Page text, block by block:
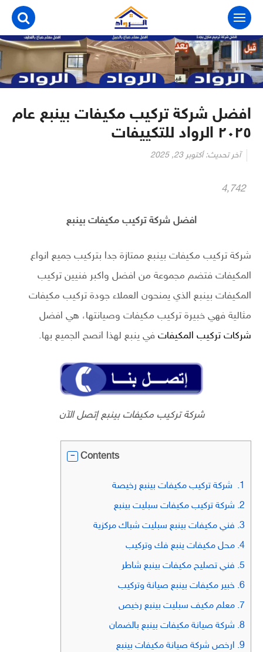
التجاوز
المحتوى
افضل شركة تركيب مكيفات بينبع عام
٢٠٢٥ الرواد للتكييفات
آخر تحديث: أكتوبر 23, 2025
4٬742
افضل شركة تركيب مكيفات بينبع
شركة تركيب مكيفات بينبع ممتازة جدا بتركيب جميع انواع
المكيفات فتضم مجموعة من افضل واكبر فنيين تركيب
المكيفات بينبع الذي يمنحون العملاء جودة تركيب مكيفات
مثالية فهي خبيرة تركيب مكيفات وصيانتها، هي افضل
شركات تركيب المكيفات في ينبع لهذا انصح الجميع بها.
شركة تركيب مكيفات بينبع إتصل الآن
Contents
1.
شركة تركيب مكيفات بينبع رخيصة
2. شركة تركيب مكيفات سبليت بينبع
3. فني مكيفات بينبع سبليت شباك مركزية
4. محل مكيفات ينبع فك وتركيب
5. فني تصليح مكيفات بينبع شاطر
6. خبير مكيفات بينبع صيانة وتركيب
7. معلم مكيف سبليت بينبع رخيص
8. شركة صيانة مكيفات بينبع بالضمان
9. ارخص شركة صيانة مكيفات بينبع